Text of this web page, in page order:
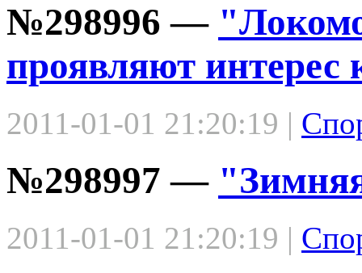
№298996 —
проявляют интерес
2011-01-01 21:20:19 |
№298997 —
2011-01-01 21:20:19 |